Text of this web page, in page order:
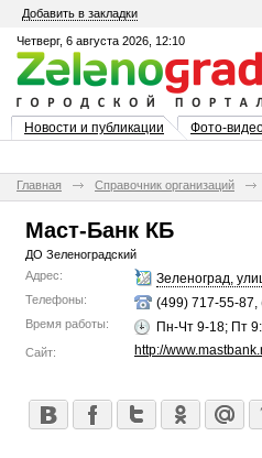
Добавить в закладки
Четверг, 6 августа 2026, 12:10
Новости и публикации Фото-
Главная Справочник организаций
Маст-Банк КБ
ДО Зеленоградский
Адрес:
Зеленоград,
Телефоны: (499) 717-55-87,
Время работы: Пн-Чт 9-18; Пт
Сайт: http://